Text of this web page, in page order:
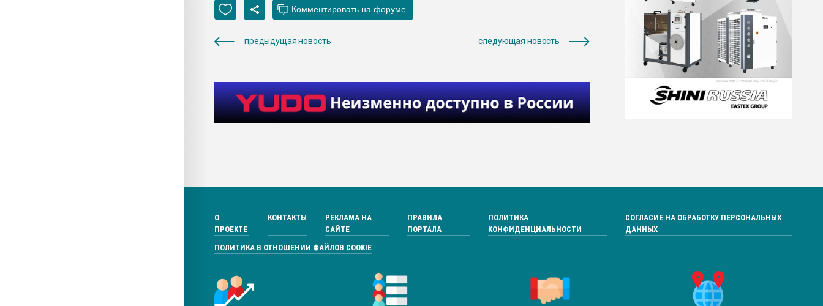
предыдущая новость следующая новость
О
ПРОЕКТЕ
КОНТАКТЫ
РЕКЛАМА НА
САЙТЕ
ПРАВИЛА
ПОРТАЛА
ПОЛИТИКА
КОНФИДЕНЦИАЛЬНОСТИ
СОГЛАСИЕ НА ОБРАБОТКУ ПЕРСОНАЛЬНЫХ
ДАННЫХ
ПОЛИТИКА В ОТНОШЕНИИ ФАЙЛОВ COOKIE